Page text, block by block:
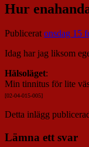
Hur
Publiceratonsdag 15
Idag har jag liksom
Hälsoläget:
Min tinnitus för lite
[02-04-015-005]
Detta inlägg
Lämna ett svar